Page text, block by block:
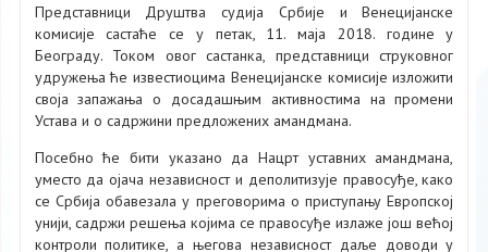
Представници Друштва судија Србије и Венецијанске
комисије састаће се у петак, 11. маја 2018. године у
Београду. Током овог састанка, представници струковног
удружења ће известиоцима Венецијанске комисије изложити
своја запажања о досадашњим активностима на промени
Устава и о садржини предложених амандмана.
Посебно ће бити указано да Нацрт уставних амандмана,
уместо да ојача независност и деполитизује правосуђе, како
се Србија обавезала у преговорима о приступању Европској
унији, садржи решења којима се правосуђе излаже још већој
контроли политике, а његова независност даље доводи у